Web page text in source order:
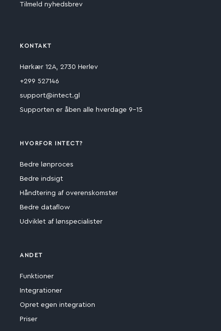
Tilmeld nyhedsbrev
KONTAKT
Hørkær 12A, 2730 Herlev
+299 527146
support@intect.gl
Supporten er åben alle hverdage 9-15
HVORFOR INTECT?
Bedre lønproces
Bedre indsigt
Håndtering af overenskomster
Bedre dataflow
Udviklet af lønspecialister
ANDET
Funktioner
Integrationer
Opret egen integration
Priser